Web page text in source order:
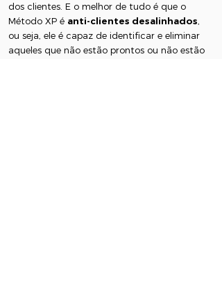
dos clientes. E o melhor de tudo é que o
Método XP é anti-clientes desalinhados,
ou seja, ele é capaz de identificar e eliminar
aqueles que não estão prontos ou não estão